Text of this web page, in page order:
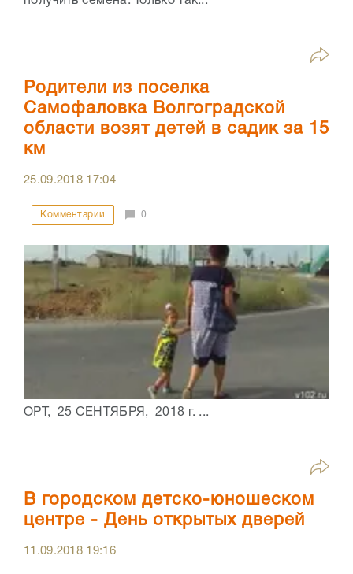
Родители из поселка
Самофаловка Волгоградской
области возят детей в садик за 15
км
25.09.2018 17:04
Комментарии 0
ОРТ, 25 СЕНТЯБРЯ, 2018 г. ...
В городском детско-юношеском
центре - День открытых дверей
11.09.2018 19:16